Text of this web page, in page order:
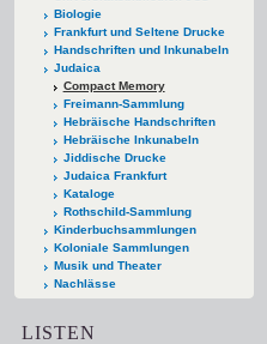
Biologie
Frankfurt und Seltene Drucke
Handschriften und Inkunabeln
Judaica
Compact Memory
Freimann-Sammlung
Hebräische Handschriften
Hebräische Inkunabeln
Jiddische Drucke
Judaica Frankfurt
Kataloge
Rothschild-Sammlung
Kinderbuchsammlungen
Koloniale Sammlungen
Musik und Theater
Nachlässe
LISTEN